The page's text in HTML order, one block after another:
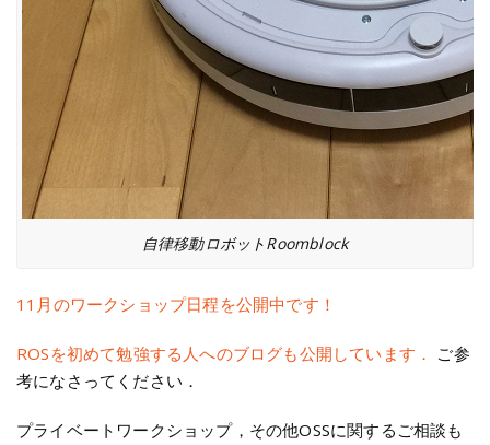
自律移動ロボットRoomblock
11月のワークショップ日程を公開中です！
ROSを初めて勉強する人へのブログも公開しています． ご参
考になさってください．
プライベートワークショップ，その他OSSに関するご相談も